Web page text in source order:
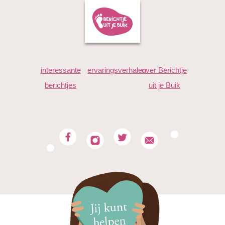
maar alles waard !!!!!!!!!"
"5+3 Met vlagen misselijk, wel elke dag “menstruatie pijn”,
hele dag door boertjes laten en elke dag wel lage rugpijn. "
"Heel erg moe, pijnlijke borsten, zwaar hoofd, obstipatie."
interessante
berichtjes
ervaringsverhalenover Berichtje
uit je Buik